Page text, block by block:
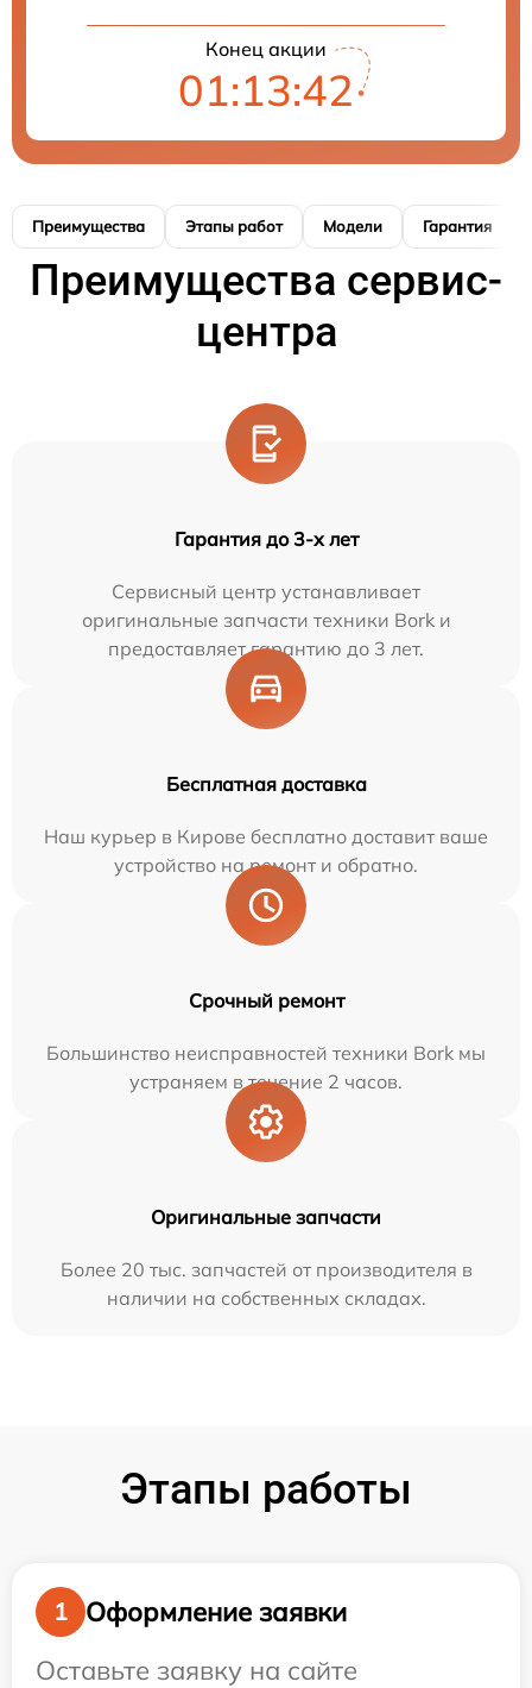
Конец акции
01:13:41
Преимущества Этапы работ Модели Гарантия
Преимущества сервис-
центра
Гарантия до 3-х лет
Сервисный центр устанавливает
оригинальные запчасти техники Bork и
предоставляет гарантию до 3 лет.
Бесплатная доставка
Наш курьер в Кирове бесплатно доставит ваше
устройство на ремонт и обратно.
Срочный ремонт
Большинство неисправностей техники Bork мы
устраняем в течение 2 часов.
Оригинальные запчасти
Более 20 тыс. запчастей от производителя в
наличии на собственных складах.
Этапы работы
1
Оформление заявки
Оставьте заявку на сайте